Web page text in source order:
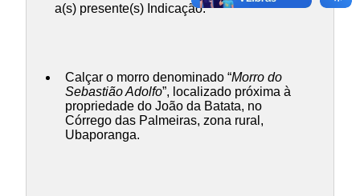
a(s) presente(s) Indicação:
Calçar o morro denominado “Morro do
Sebastião Adolfo”, localizado próxima à
propriedade do João da Batata, no
Córrego das Palmeiras, zona rural,
Ubaporanga.